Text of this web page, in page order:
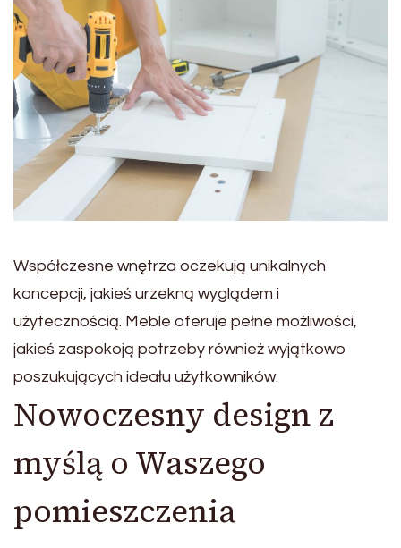
Współczesne wnętrza oczekują unikalnych
koncepcji, jakieś urzekną wyglądem i
użytecznością. Meble oferuje pełne możliwości,
jakieś zaspokoją potrzeby również wyjątkowo
poszukujących ideału użytkowników.
Nowoczesny design z
myślą o Waszego
pomieszczenia